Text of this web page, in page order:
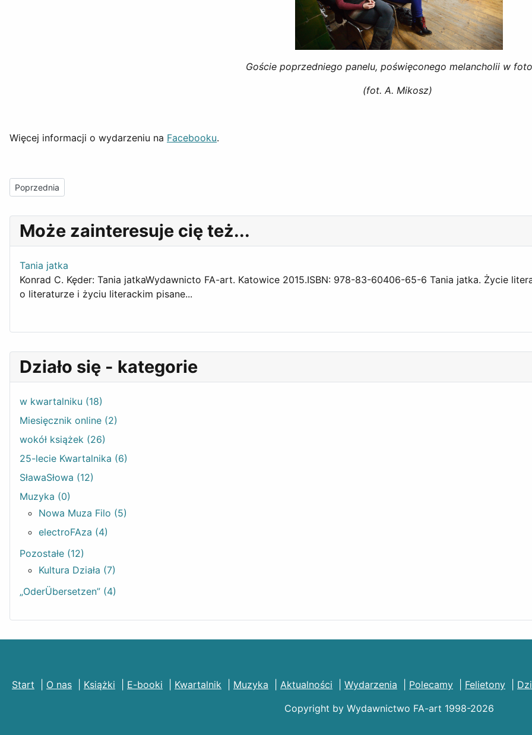
Działo się - kategorie
w kwartalniku (18)
Miesięcznik online (2)
wokół książek (26)
25-lecie Kwartalnika (6)
SławaSłowa (12)
Muzyka (0)
Nowa Muza Filo (5)
electroFAza (4)
Pozostałe (12)
Kultura Działa (7)
„OderÜbersetzen” (4)
Goście poprzedniego panelu, poświęconego melancholii w
(fot. A. Mikosz)
Więcej informacji o wydarzeniu na Facebooku.
Poprzednia strona: Akademicki Dzień Kobiet
Poprzednia
Może zainteresuje cię też...
Tania jatka
Konrad C. Kęder: Tania jatkaWydawnicto FA-art. Katowice 2015.ISBN: 978-83-60406-65-6 Tania jatka. Życie
o literaturze i życiu literackim pisane...
Start O nas Książki E-booki Kwartalnik Muzyka Aktualności Wydarzenia Polecamy Felietony
Copyright by Wydawnictwo FA-art 1998-2026